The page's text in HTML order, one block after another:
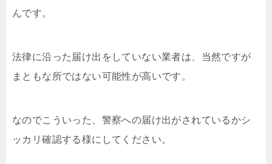
んです。
法律に沿った届け出をしていない業者は、当然ですが
まともな所ではない可能性が高いです。
なのでこういった、警察への届け出がされているかシ
ッカリ確認する様にしてください。